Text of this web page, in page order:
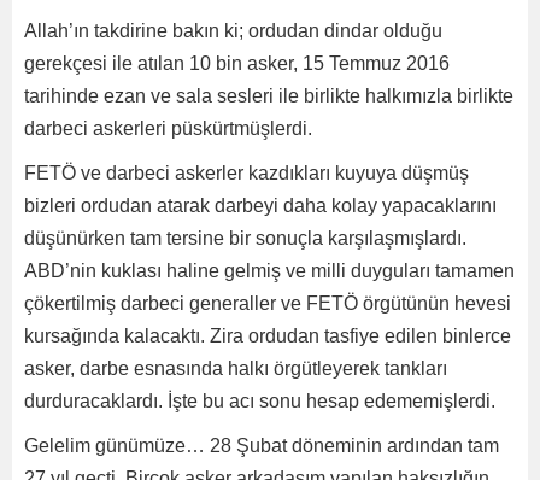
Allah’ın takdirine bakın ki; ordudan dindar olduğu
gerekçesi ile atılan 10 bin asker, 15 Temmuz 2016
tarihinde ezan ve sala sesleri ile birlikte halkımızla birlikte
darbeci askerleri püskürtmüşlerdi.
FETÖ ve darbeci askerler kazdıkları kuyuya düşmüş
bizleri ordudan atarak darbeyi daha kolay yapacaklarını
düşünürken tam tersine bir sonuçla karşılaşmışlardı.
ABD’nin kuklası haline gelmiş ve milli duyguları tamamen
çökertilmiş darbeci generaller ve FETÖ örgütünün hevesi
kursağında kalacaktı. Zira ordudan tasfiye edilen binlerce
asker, darbe esnasında halkı örgütleyerek tankları
durduracaklardı. İşte bu acı sonu hesap edememişlerdi.
Gelelim günümüze… 28 Şubat döneminin ardından tam